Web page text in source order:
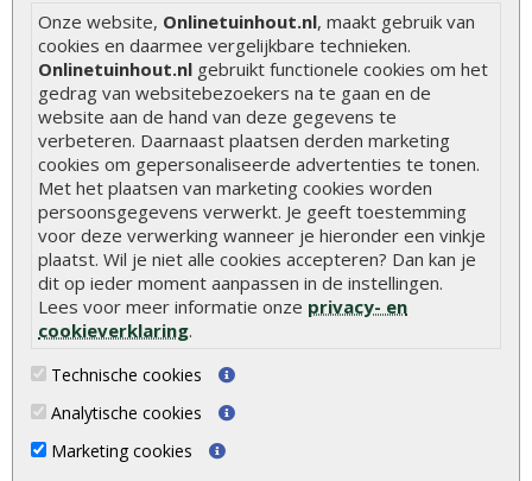
Onze website, Onlinetuinhout.nl, maakt gebruik van
cookies en daarmee vergelijkbare technieken.
Onlinetuinhout.nl gebruikt functionele cookies om het
gedrag van websitebezoekers na te gaan en de
website aan de hand van deze gegevens te
verbeteren. Daarnaast plaatsen derden marketing
cookies om gepersonaliseerde advertenties te tonen.
Met het plaatsen van marketing cookies worden
persoonsgegevens verwerkt. Je geeft toestemming
voor deze verwerking wanneer je hieronder een vinkje
plaatst. Wil je niet alle cookies accepteren? Dan kan je
dit op ieder moment aanpassen in de instellingen.
Lees voor meer informatie onze privacy- en
cookieverklaring.
Technische cookies
Analytische cookies
Marketing cookies
Hoe betonpaal plaatsen
Hoe schutting plaatsen
De 9 beste tuinschermen van Onlinetuinhout.nl
Stijlvolle houtsoorten voor in de tuin
Duurzame tuin
Welke palen voor een schapenhek
Alle populaire categorieën
Tuinhout
Schutting
Vlonderplanken
Tuinpalen
Tuinhekken
Tuindeuren
Schuttingplanken
Steigerplanken